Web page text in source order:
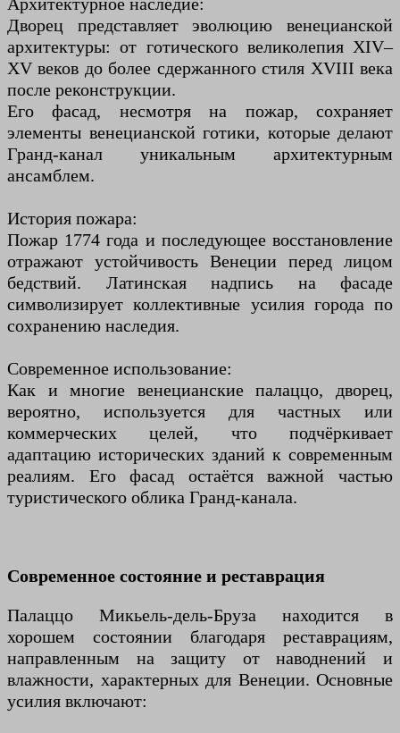
Дворец представляет эволюцию венецианской
архитектуры: от готического великолепия XIV–
XV веков до более сдержанного стиля XVIII века
после реконструкции.
Его фасад, несмотря на пожар, сохраняет
элементы венецианской готики, которые делают
Гранд-канал уникальным архитектурным
ансамблем.
История пожара:
Пожар 1774 года и последующее восстановление
отражают устойчивость Венеции перед лицом
бедствий. Латинская надпись на фасаде
символизирует коллективные усилия города по
сохранению наследия.
Современное использование:
Как и многие венецианские палаццо, дворец,
вероятно, используется для частных или
коммерческих целей, что подчёркивает
адаптацию исторических зданий к современным
реалиям. Его фасад остаётся важной частью
туристического облика Гранд-канала.
Современное состояние и реставрация
Палаццо Микьель-дель-Бруза находится в
хорошем состоянии благодаря реставрациям,
направленным на защиту от наводнений и
влажности, характерных для Венеции. Основные
усилия включают: